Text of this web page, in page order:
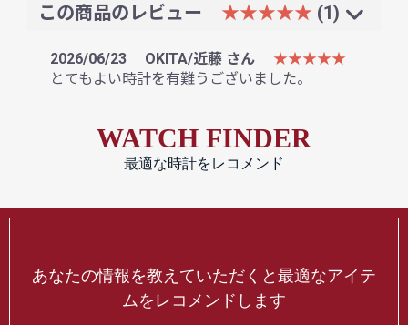
この商品のレビュー ★★★★★ (1)
2026/06/23 OKITA/近藤 さん
★★★★★
とてもよい時計を有難うございました。
WATCH FINDER
最適な時計をレコメンド
あなたの情報を教えていただくと最適なアイテ
ムをレコメンドします